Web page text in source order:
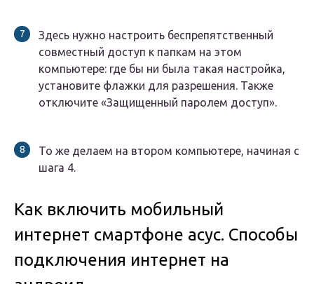
Здесь нужно настроить беспрепятственный
совместный доступ к папкам на этом
компьютере: где бы ни была такая настройка,
установите флажки для разрешения. Также
отключите «Защищенный паролем доступ».
То же делаем на втором компьютере, начиная с
шага 4.
Как включить мобильный
интернет смартфоне асус. Способы
подключения интернет на